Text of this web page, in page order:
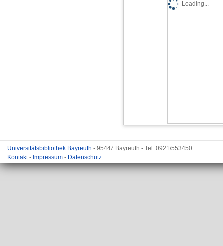
Loading...
Universitätsbibliothek Bayreuth - 95447 Bayreuth - Tel. 0921/553450
Kontakt- Impressum - Datenschutz